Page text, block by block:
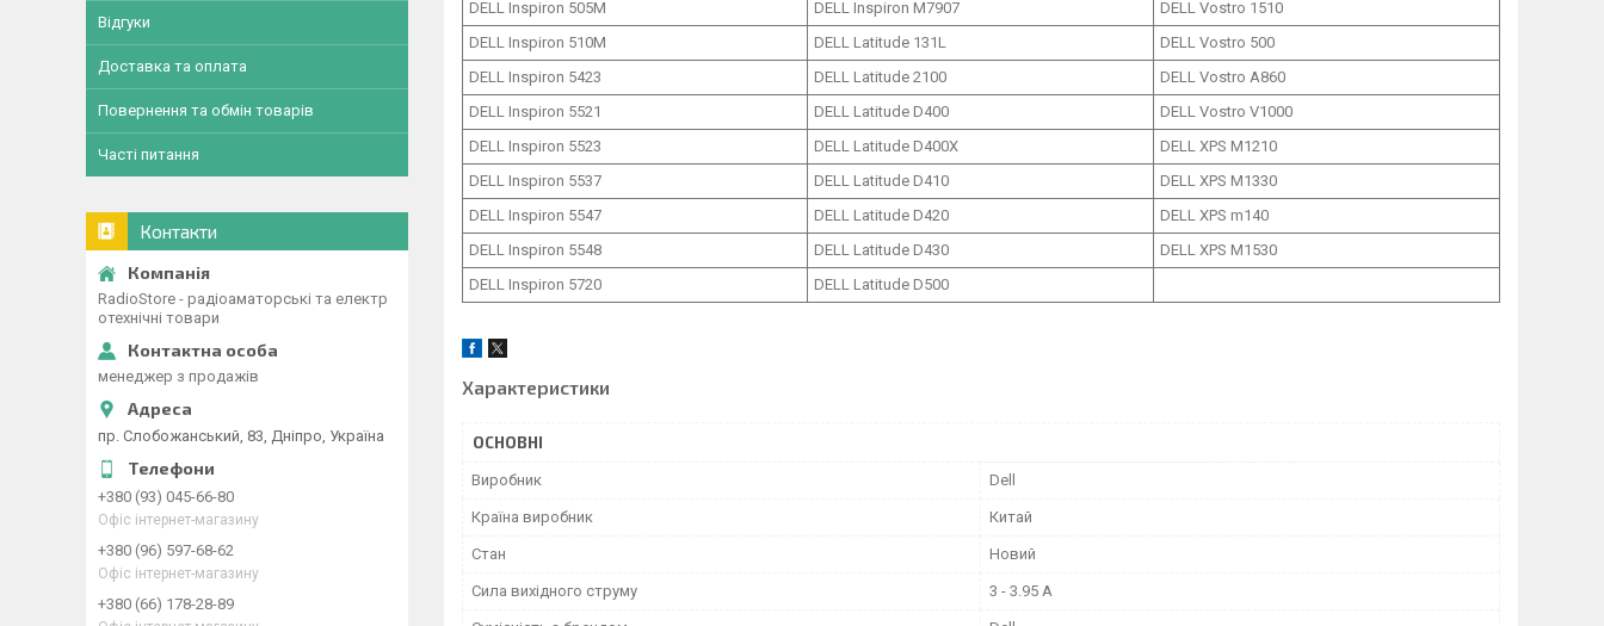
DELL Inspiron 505M
DELL Inspiron M7907
DELL Vostro 1510
DELL Inspiron 510M
DELL Latitude 131L
DELL Vostro 500
DELL Inspiron 5423
DELL Latitude 2100
DELL Vostro A860
DELL Inspiron 5521
DELL Latitude D400
DELL Vostro V1000
DELL Inspiron 5523
DELL Latitude D400X
DELL XPS M1210
DELL Inspiron 5537
DELL Latitude D410
DELL XPS M1330
DELL Inspiron 5547
DELL Latitude D420
DELL XPS m140
DELL Inspiron 5548
DELL Latitude D430
DELL XPS M1530
DELL Inspiron 5720
DELL Latitude D500
Характеристики
ОСНОВНІ
Виробник Dell
Країна виробник Китай
Стан Новий
Сила вихідного струму 3 - 3.95 А
Відгуки
Доставка та оплата
Повернення та обмін товарів
Часті питання
Контакти
RadioStore - радіоаматорські та електр
отехнічні товари
менеджер з продажів
пр. Слобожанський, 83, Дніпро, Україна
+380 (93) 045-66-80
Офіс інтернет-магазину
+380 (96) 597-68-62
Офіс інтернет-магазину
+380 (66) 178-28-89